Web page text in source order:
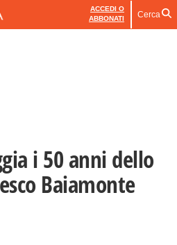
ACCEDI O
ABBONATI
Cerca
i 50 anni dello
Baiamonte